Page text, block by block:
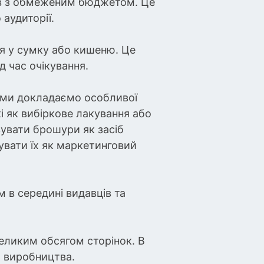
у сумку або кишеню. Це
очікування.
докладаємо особливої
вибіркове лакування або
брошури як засіб
їх як маркетинговий
середині видавців та
обсягом сторінок. В
виробництва.